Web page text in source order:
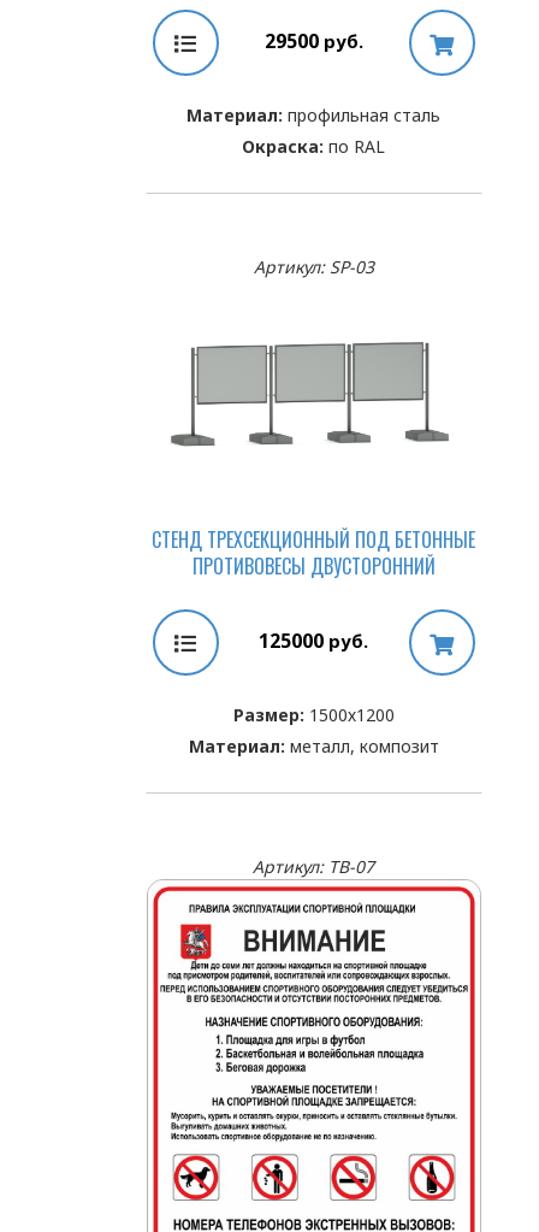
29500руб.
Материал: профильная сталь
Окраска: по RAL
Артикул: SP-03
СТЕНД ТРЕХСЕКЦИОННЫЙ ПОД БЕТОННЫЕ
ПРОТИВОВЕСЫ ДВУСТОРОННИЙ
125000 руб.
Размер: 1500х1200
Материал: металл, композит
Артикул: TB-07